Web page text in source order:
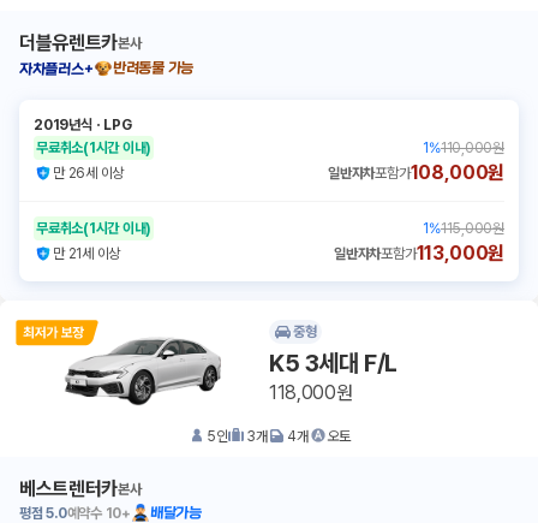
더블유렌트카본사
자차플러스+
반려동물 가능
2019년식 ㆍ LPG
무료취소(1시간 이내) 1 %110,000원
만 26세 이상
일반자차포함가108,000원
무료취소(1시간 이내) 1 %115,000원
만 21세 이상
일반자차포함가113,000원
중형
K5 3세대 F/L
118,000원
5인 3개 4개 오토
베스트렌터카본사
평점 5.0예약수 10+ 배달가능